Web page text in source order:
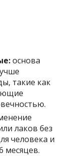
основа
такие как
лаков без
человека и
месяцев.